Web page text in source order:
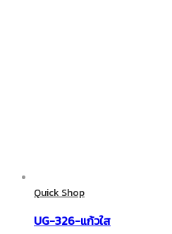
Quick Shop
UG-326-แก้วใส